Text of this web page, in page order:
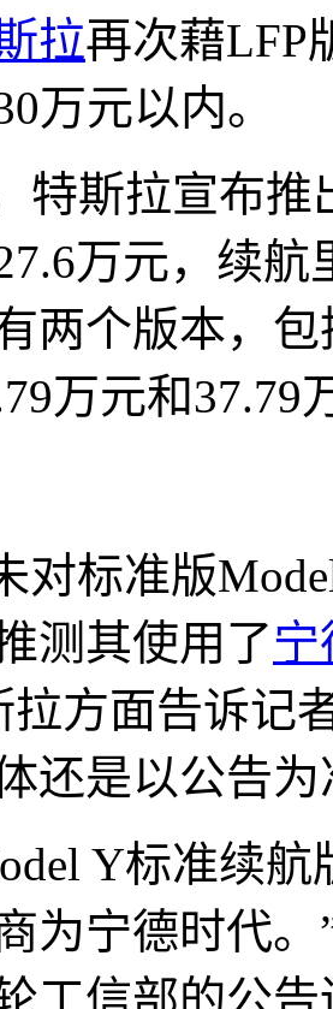
拉再次藉LFP
万元以内。
特斯拉宣布
万元，续航
两个版本，
万元和37.79
对标准版
测其使用了宁
拉方面告诉记
还是以公告为
Y标准续
为宁德时代
工信部的公